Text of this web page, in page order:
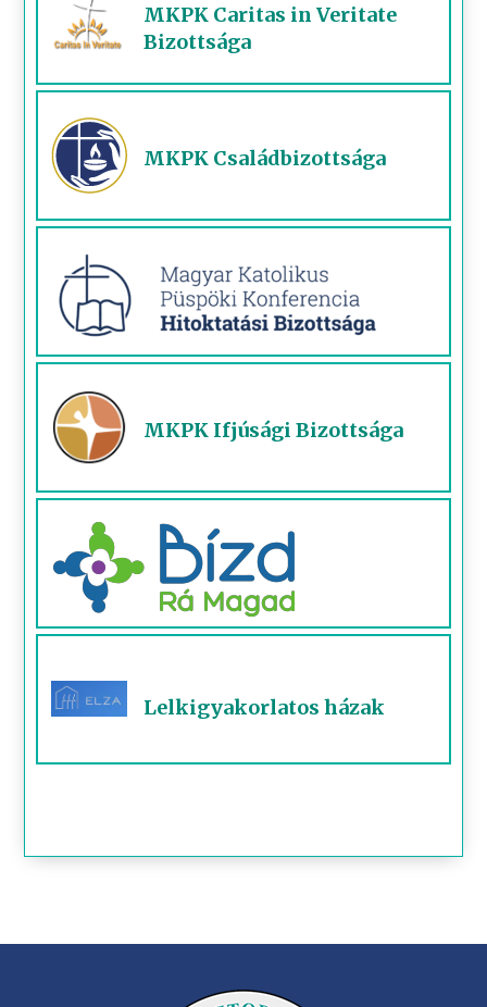
MKPK Caritas in Veritate
Bizottsága
MKPK Családbizottsága
MKPK Ifjúsági Bizottsága
Lelkigyakorlatos házak